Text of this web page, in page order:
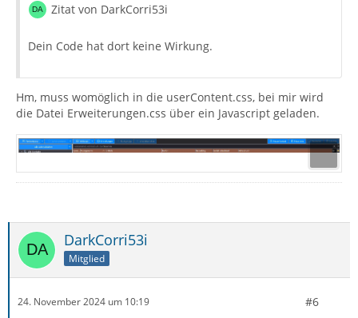
Zitat von DarkCorri53i
Dein Code hat dort keine Wirkung.
Hm, muss womöglich in die userContent.css, bei mir wird
die Datei Erweiterungen.css über ein Javascript geladen.
DarkCorri53i
Mitglied
24. November 2024 um 10:19 #6